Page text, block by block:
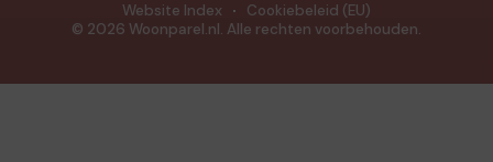
© 2026 Woonparel.nl. Alle rechten voorbehouden.
Website Index Cookiebeleid (EU)